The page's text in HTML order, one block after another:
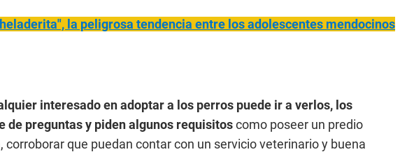
la peligrosa tendencia entre los adolescentes mendocinos
interesado en adoptar a los perros puede ir a verlos, los
de preguntas y piden algunos requisitoscomo poseer un predio
que puedan contar con un servicio veterinario y buena